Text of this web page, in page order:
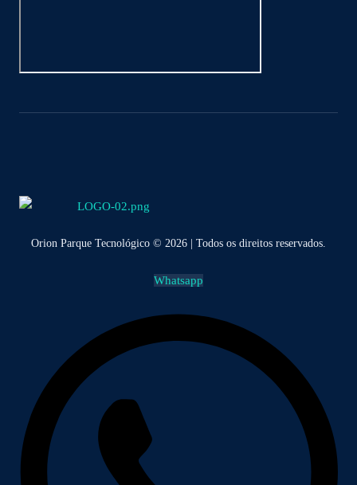
Orion Parque Tecnológico © 2026 | Todos os direitos reservados.
Whatsapp